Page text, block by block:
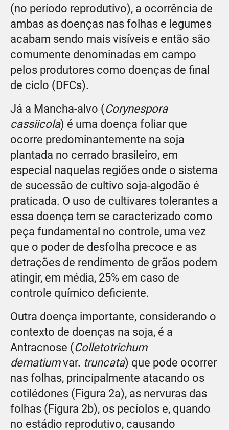
(no período reprodutivo), a ocorrência de
ambas as doenças nas folhas e legumes
acabam sendo mais visíveis e então são
comumente denominadas em campo
pelos produtores como doenças de final
de ciclo (DFCs).
Já a Mancha-alvo (Corynespora
cassiicola) é uma doença foliar que
ocorre predominantemente na soja
plantada no cerrado brasileiro, em
especial naquelas regiões onde o sistema
de sucessão de cultivo soja-algodão é
praticada. O uso de cultivares tolerantes a
essa doença tem se caracterizado como
peça fundamental no controle, uma vez
que o poder de desfolha precoce e as
detrações de rendimento de grãos podem
atingir, em média, 25% em caso de
controle químico deficiente.
Outra doença importante, considerando o
contexto de doenças na soja, é a
Antracnose (Colletotrichum
dematiumvar. truncata) que pode ocorrer
nas folhas, principalmente atacando os
cotilédones (Figura 2a), as nervuras das
folhas (Figura 2b), os pecíolos e, quando
no estádio reprodutivo, causando